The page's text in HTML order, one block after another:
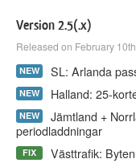
Version 2.5(.x)
Released on February
NEW SL: Arlanda
NEW Halland: 25-
NEW
Jämtland +
periodladdningar
FIX Västtrafik: